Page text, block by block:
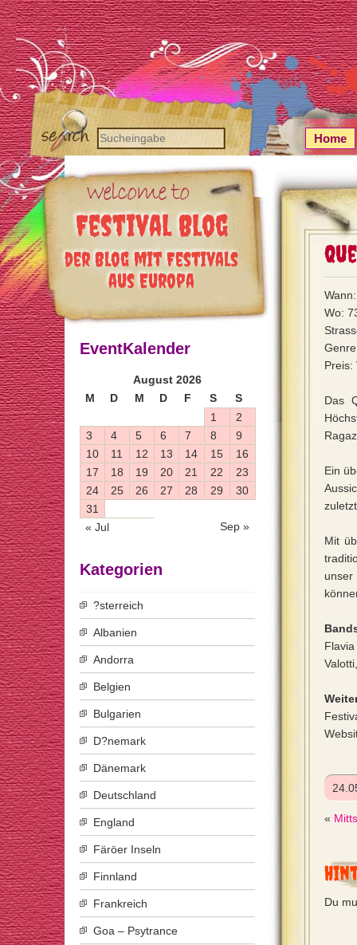
Festival Blog
der Blog mit Festivals
aus Europa
Home
Wo:
Preis:
Das
Ein
Mit
«
Du
EventKalender
August 2026
M
D M D F S S
« Jul Sep »
1
2
3
4 5 6 7 8
9
10
11 12 13 14 15
16
17
18 19 20 21 22
23
24
25 26 27 28 29
30
31
Kategorien
?sterreich
Albanien
Andorra
Belgien
Bulgarien
D?nemark
Dänemark
Deutschland
England
Färöer Inseln
Finnland
Frankreich
Goa – Psytrance